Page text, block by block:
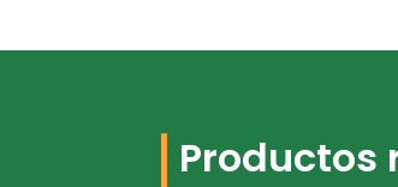
Productos